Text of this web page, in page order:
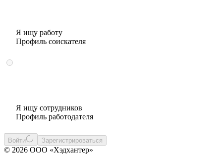
Я ищу работу
Профиль соискателя
Я ищу сотрудников
Профиль работодателя
Войти Зарегистрироваться
© 2026 ООО «Хэдхантер»